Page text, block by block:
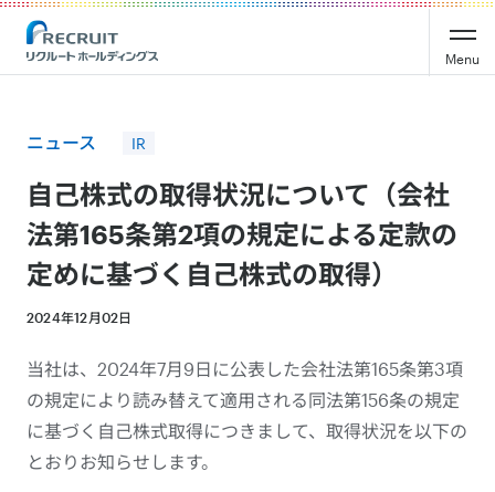
Recruit Holdings
Menu
ニュース IR
自己株式の取得状況について（会社
法第165条第2項の規定による定款の
定めに基づく自己株式の取得）
2024年12月02日
当社は、2024年7月9日に公表した会社法第165条第3項
の規定により読み替えて適用される同法第156条の規定
に基づく自己株式取得につきまして、取得状況を以下の
とおりお知らせします。